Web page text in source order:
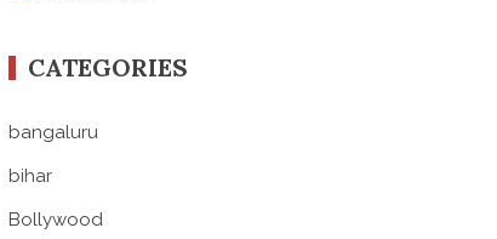
CATEGORIES
bangaluru
bihar
Bollywood